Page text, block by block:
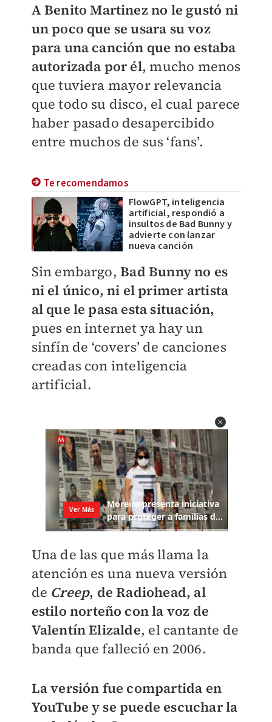
A Benito Martinez no le gustó ni
un poco que se usara su voz
para una canción que no estaba
autorizada por él, mucho menos
que tuviera mayor relevancia
que todo su disco, el cual parece
haber pasado desapercibido
entre muchos de sus ‘fans’.
Te recomendamos
FlowGPT, inteligencia
artificial, respondió a
insultos de Bad Bunny y
advierte con lanzar
nueva canción
Sin embargo,Bad Bunny no es
ni el único, ni el primer artista
al que le pasa esta situación,
pues en internet ya hay un
sinfín de ‘covers’ de canciones
creadas con inteligencia
artificial.
Una de las que más llama la
atención es una nueva versión
de Creep, de Radiohead, al
estilo norteño con la voz de
Valentín Elizalde, el cantante de
banda que falleció en 2006.
La versión fue compartida en
YouTube y se puede escuchar la